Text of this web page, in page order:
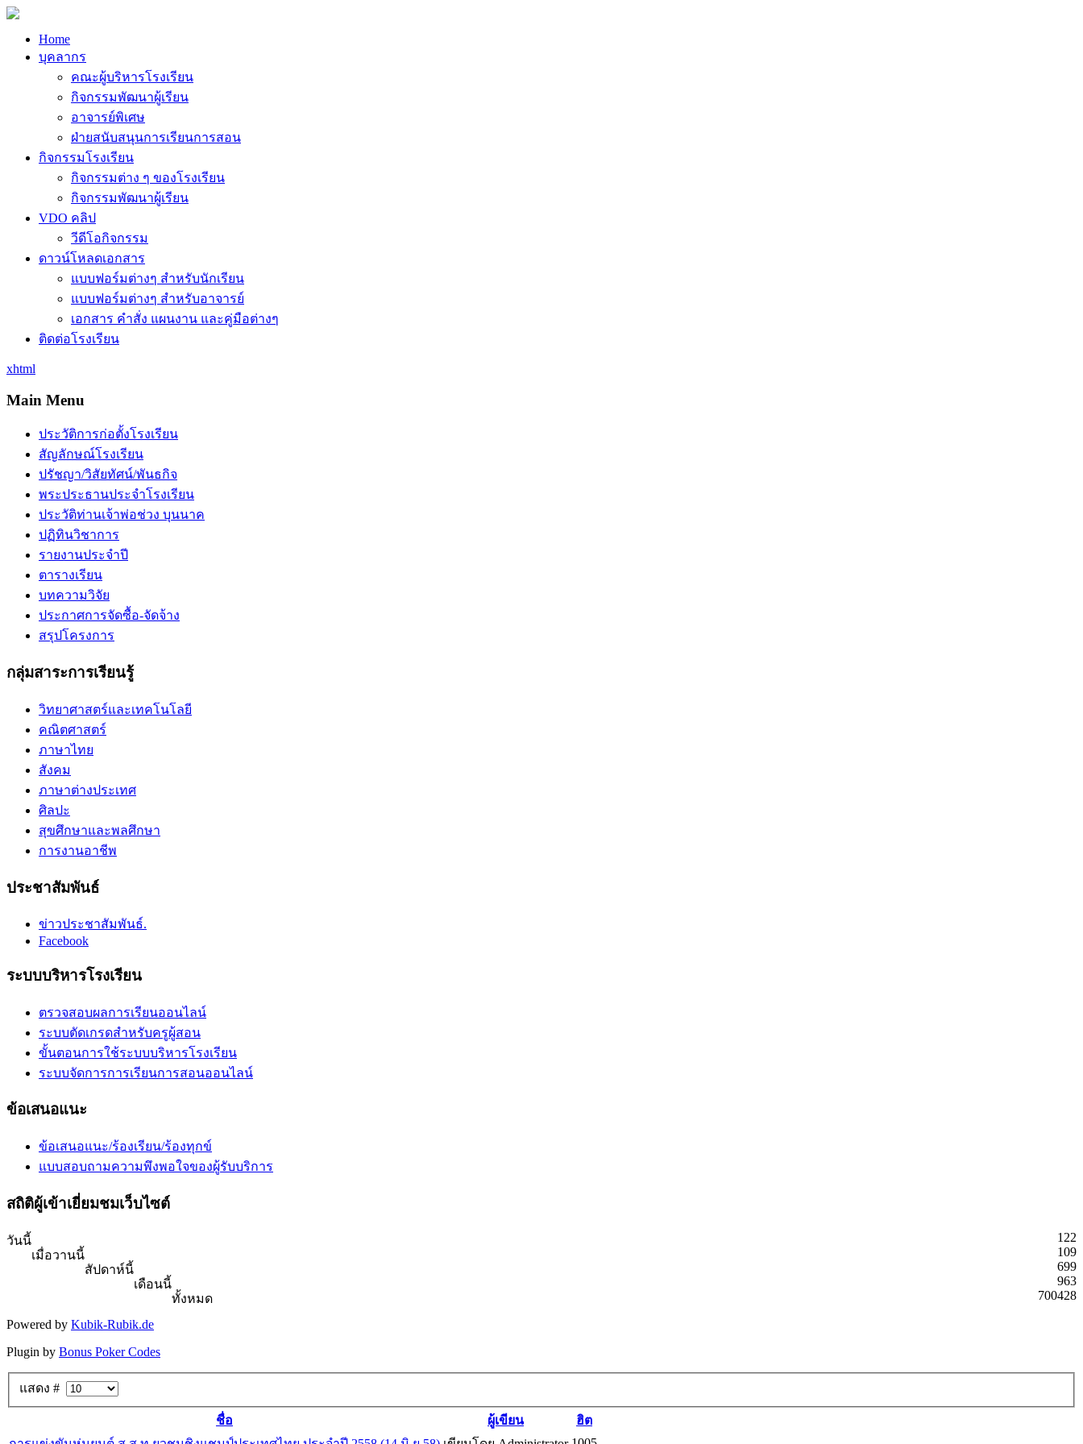
Home
บุคลากร
คณะผู้บริหารโรงเรียน
กิจกรรมพัฒนาผู้เรียน
อาจารย์พิเศษ
ฝ่ายสนับสนุนการเรียนการสอน
กิจกรรมโรงเรียน
กิจกรรมต่าง ๆ ของโรงเรียน
กิจกรรมพัฒนาผู้เรียน
VDO คลิป
วีดีโอกิจกรรม
ดาวน์โหลดเอกสาร
แบบฟอร์มต่างๆ สำหรับนักเรียน
แบบฟอร์มต่างๆ สำหรับอาจารย์
เอกสาร คำสั่ง แผนงาน และคู่มือต่างๆ
ติดต่อโรงเรียน
xhtml
Main Menu
ประวัติการก่อตั้งโรงเรียน
สัญลักษณ์โรงเรียน
ปรัชญา/วิสัยทัศน์/พันธกิจ
พระประธานประจำโรงเรียน
ประวัติท่านเจ้าพ่อช่วง บุนนาค
ปฏิทินวิชาการ
รายงานประจำปี
ตารางเรียน
บทความวิจัย
ประกาศการจัดซื้อ-จัดจ้าง
สรุปโครงการ
กลุ่มสาระการเรียนรู้
วิทยาศาสตร์และเทคโนโลยี
คณิตศาสตร์
ภาษาไทย
สังคม
ภาษาต่างประเทศ
ศิลปะ
สุขศึกษาและพลศึกษา
การงานอาชีพ
ประชาสัมพันธ์
ข่าวประชาสัมพันธ์.
Facebook
ระบบบริหารโรงเรียน
ตรวจสอบผลการเรียนออนไลน์
ระบบตัดเกรดสำหรับครูผู้สอน
ขั้นตอนการใช้ระบบบริหารโรงเรียน
ระบบจัดการการเรียนการสอนออนไลน์
ข้อเสนอแนะ
ข้อเสนอแนะ/ร้องเรียน/ร้องทุกข์
แบบสอบถามความพึงพอใจของผู้รับบริการ
สถิติผู้เข้าเยี่ยมชมเว็บไซต์
วันนี้
122
เมื่อวานนี้
109
สัปดาห์นี้
699
เดือนนี้
963
ทั้งหมด
700428
Powered by Kubik-Rubik.de
Plugin by Bonus Poker Codes
แสดง #
ชื่อ ผู้เขียน
ฮิต